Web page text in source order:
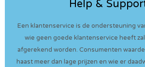
Help &
Een klantenservice is de ondersteuning
wie geen goede klantenservice heeft
afgerekend worden. Consumenten
haast meer dan lage prijzen en wie er